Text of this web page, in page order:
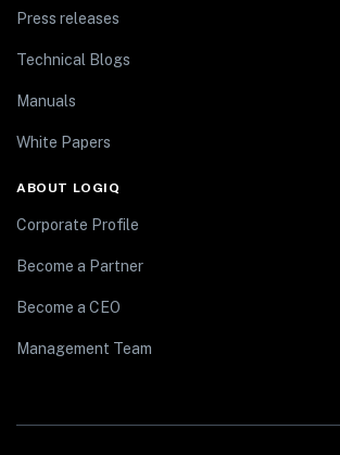
Press releases
Technical Blogs
Manuals
White Papers
ABOUT LOGIQ
Corporate Profile
Become a Partner
Become a CEO
Management Team